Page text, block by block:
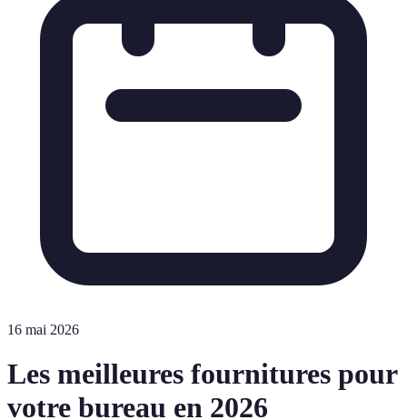
16 mai 2026
Les meilleures fournitures pour
votre bureau en 2026